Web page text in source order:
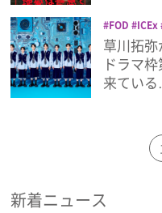
FOD ICEx
レビ
地獄
超特急
草川拓
ドラマ
来てい
新着ニュース